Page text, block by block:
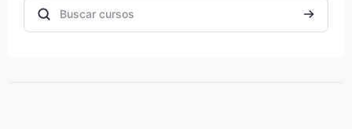
Buscar cursos Buscar